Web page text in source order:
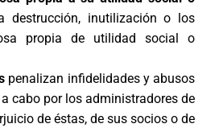
destrucción, inutilización o los
propia de utilidad social o
penalizan infidelidades y abusos
cabo por los administradores de
de éstas, de sus socios o de